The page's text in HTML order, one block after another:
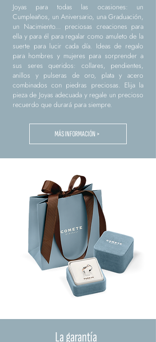
Joyas para todas las ocasiones: un
Cumpleaños, un Aniversario, una Graduación,
un Nacimiento... preciosas creaciones para
ella y para él para regalar como amuleto de la
suerte para lucir cada día. Ideas de regalo
para hombres y mujeres para sorprender a
sus seres queridos: collares, pendientes,
anillos y pulseras de oro, plata y acero
combinados con piedras preciosas. Elija la
pieza de Joyas adecuada y regale un precioso
recuerdo que durará para siempre.
MÁS INFORMACIÓN >
La garantía